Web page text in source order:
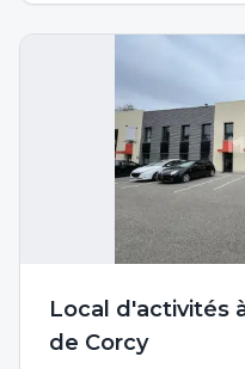
Local d'activités
de Corcy